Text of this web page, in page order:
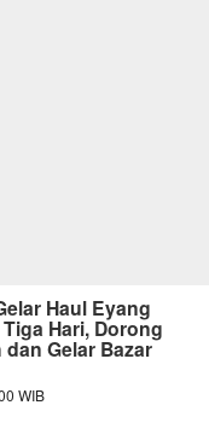
Haul Eyang
Hari, Dorong
Gelar Bazar
WIB